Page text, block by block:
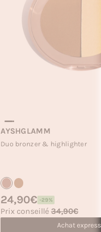
AYSHGLAMM
Duo bronzer & highlighter
Prix soldé
24,90€ -29%
Prix habituel
Prix conseillé 34,90€
Achat express